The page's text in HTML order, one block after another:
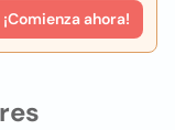
¡Comienza ahora!